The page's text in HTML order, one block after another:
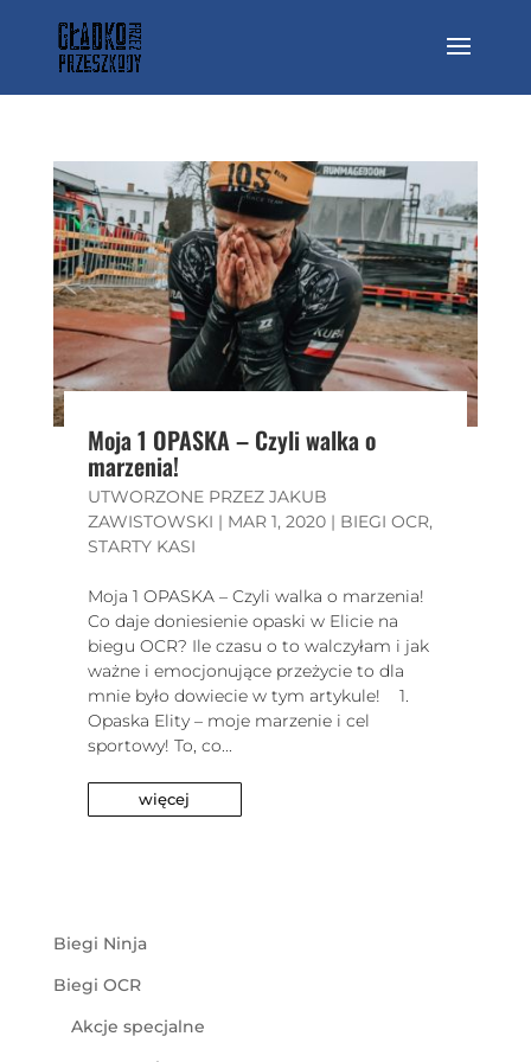
Moja 1 OPASKA – Czyli walka o
marzenia!
UTWORZONE PRZEZ JAKUB
ZAWISTOWSKI | MAR 1, 2020| BIEGI OCR,
STARTY KASI
Moja 1 OPASKA – Czyli walka o marzenia!
Co daje doniesienie opaski w Elicie na
biegu OCR? Ile czasu o to walczyłam i jak
ważne i emocjonujące przeżycie to dla
mnie było dowiecie w tym artykule! 1.
Opaska Elity – moje marzenie i cel
sportowy! To, co...
więcej
Biegi Ninja
Biegi OCR
Akcje specjalne